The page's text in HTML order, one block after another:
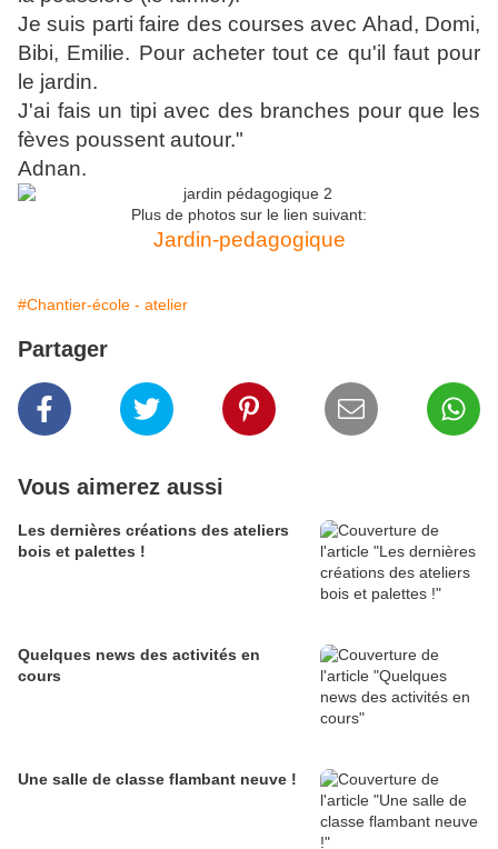
Je suis parti faire des courses avec Ahad, Domi,
Bibi, Emilie. Pour acheter tout ce qu'il faut pour
le jardin.
J'ai fais un tipi avec des branches pour que les
fèves poussent autour."
Adnan.
Plus de photos sur le lien suivant:
Jardin-pedagogique
#Chantier-école - atelier
Partager
Vous aimerez aussi
Les dernières créations des ateliers
bois et palettes !
Quelques news des activités en
cours
Une salle de classe flambant neuve !